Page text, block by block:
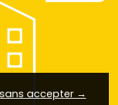
accepter →